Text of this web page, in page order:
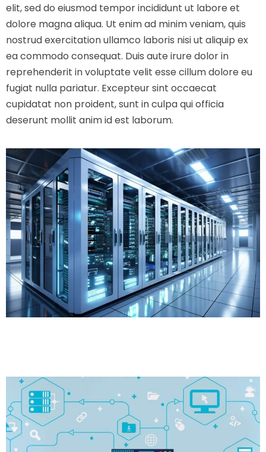
elit, sed do eiusmod tempor incididunt ut labore et
dolore magna aliqua. Ut enim ad minim veniam, quis
nostrud exercitation ullamco laboris nisi ut aliquip ex
ea commodo consequat. Duis aute irure dolor in
reprehenderit in voluptate velit esse cillum dolore eu
fugiat nulla pariatur. Excepteur sint occaecat
cupidatat non proident, sunt in culpa qui officia
deserunt mollit anim id est laborum.